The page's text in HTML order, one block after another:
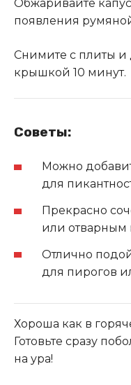
Обжаривайте
появления
Снимите с плиты и
крышкой 10 минут.
Советы:
Можно
для
Прекрасно
или отварным
Отлично
для пирогов
Хороша как в
Готовьте сразу
на ура!